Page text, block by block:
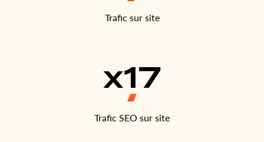
Trafic sur site
x17
Trafic SEO sur site